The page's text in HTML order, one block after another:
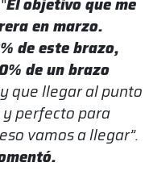
El objetivo que me
en marzo.
de este brazo,
de un brazo
que llegar al punto
perfecto para
vamos a llegar”.